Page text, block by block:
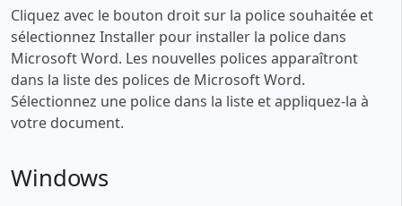
Cliquez avec le bouton droit sur la police souhaitée et
sélectionnez Installer pour installer la police dans
Microsoft Word. Les nouvelles polices apparaîtront
dans la liste des polices de Microsoft Word.
Sélectionnez une police dans la liste et appliquez-la à
votre document.
Windows